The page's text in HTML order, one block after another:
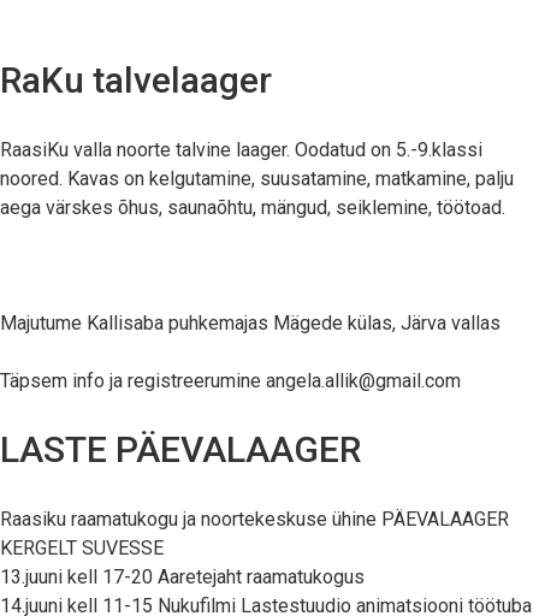
RaKu talvelaager
RaasiKu valla noorte talvine laager. Oodatud on 5.-9.klassi
noored. Kavas on kelgutamine, suusatamine, matkamine, palju
aega värskes õhus, saunaõhtu, mängud, seiklemine, töötoad.
Majutume Kallisaba puhkemajas Mägede külas, Järva vallas
Täpsem info ja registreerumine angela.allik@gmail.com
LASTE PÄEVALAAGER
Raasiku raamatukogu ja noortekeskuse ühine PÄEVALAAGER
KERGELT SUVESSE
13.juuni kell 17-20 Aaretejaht raamatukogus
14.juuni kell 11-15 Nukufilmi Lastestuudio animatsiooni töötuba